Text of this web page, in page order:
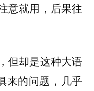
意就用，后果往
但却是这种大语
来的问题，几乎